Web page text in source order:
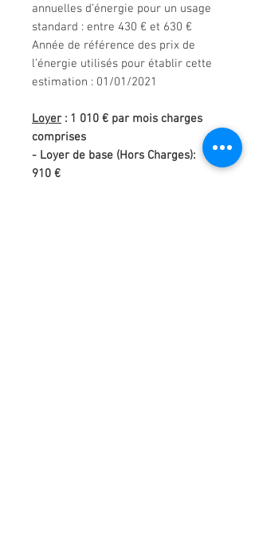
annuelles d’énergie pour un usage
standard : entre 430 € et 630 €
Année de référence des prix de
l’énergie utilisés pour établir cette
estimation : 01/01/2021
Loyer : 1 010 € par mois charges
comprises
- Loyer de base (Hors Charges):
910 €